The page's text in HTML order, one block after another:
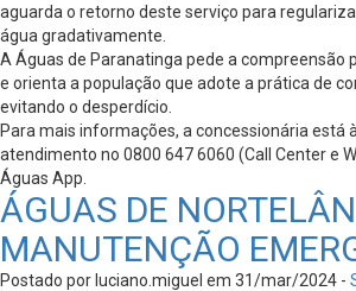
aguarda o retorno deste serviço para
água gradativamente.
A Águas de Paranatinga pede a compreensão
e orienta a população que adote a prática de
evitando o desperdício.
Para mais informações, a concessionária está
atendimento no 0800 647 6060 (Call Center e
Águas App.
ÁGUAS DE
MANUTENÇÃO
Postado por luciano.miguel em 31/mar/2024 -